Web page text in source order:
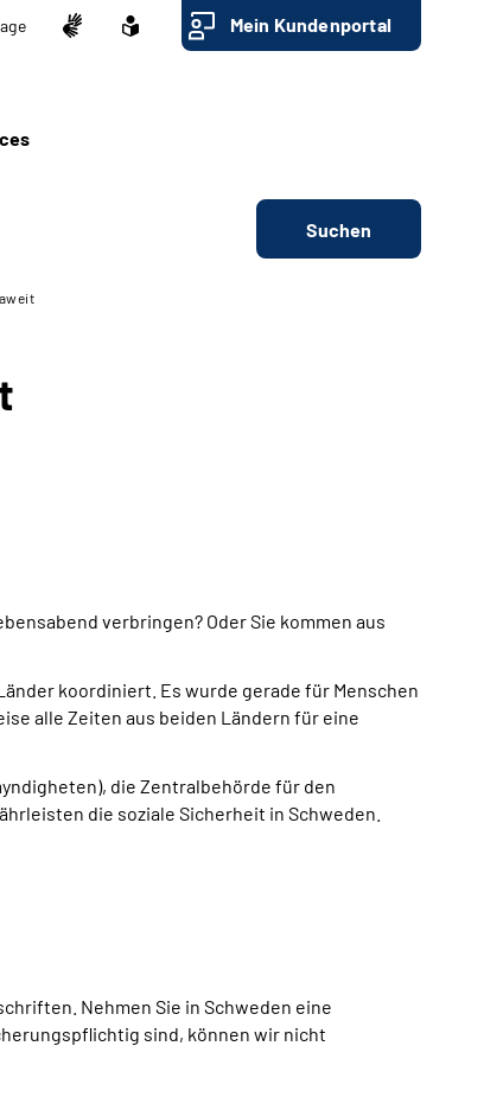
Mein Kundenportal
Suchen
verbringen? Oder Sie kommen aus
koordiniert. Es wurde gerade für Menschen
alle Zeiten aus beiden Ländern für eine
die Zentralbehörde für den
die soziale Sicherheit in Schweden.
Nehmen Sie in Schweden eine
sind, können wir nicht